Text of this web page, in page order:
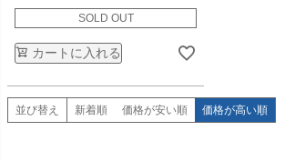
SOLD OUT
カートに入れる
並び替え 新着順 価格が安い順 価格が高い順